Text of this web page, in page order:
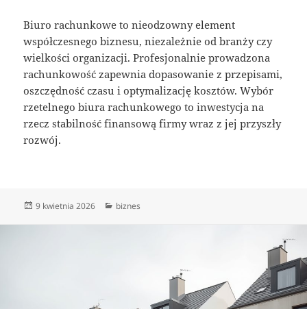
Biuro rachunkowe to nieodzowny element
współczesnego biznesu, niezależnie od branży czy
wielkości organizacji. Profesjonalnie prowadzona
rachunkowość zapewnia dopasowanie z przepisami,
oszczędność czasu i optymalizację kosztów. Wybór
rzetelnego biura rachunkowego to inwestycja na
rzecz stabilność finansową firmy wraz z jej przyszły
rozwój.
Data
9 kwietnia 2026 Kategorie
biznes